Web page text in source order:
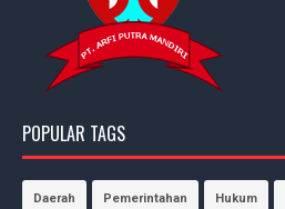
POPULAR TAGS
Daerah Pemerintahan Hukum